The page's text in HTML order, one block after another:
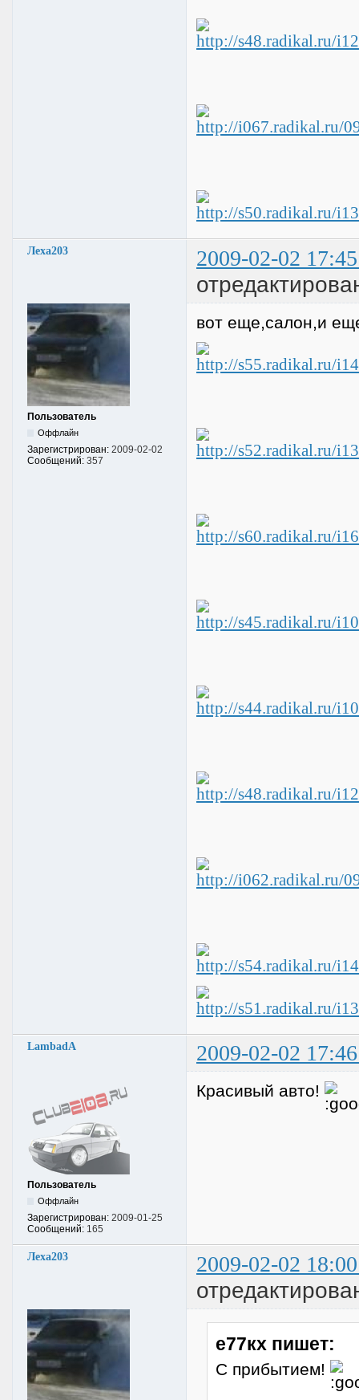
Леха203 2009-02-02
Пользователь
Оффлайн
Зарегистрирован: 2009-02-02
Сообщений: 357
вот еще,салон,и
LambadA 2009-02-02
Пользователь
Оффлайн
Зарегистрирован: 2009-01-25
Сообщений: 165
Красивый авто!
Леха203 2009-02-02
е77кх пишет:
С прибытием!